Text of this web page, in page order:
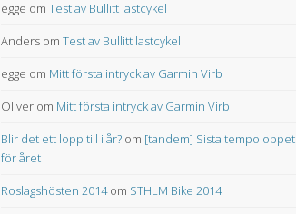
egge omTest av Bullitt lastcykel
Anders omTest av Bullitt lastcykel
egge om Mitt första intryck av Garmin Virb
Oliver om Mitt första intryck av Garmin Virb
Blir det ett lopp till i år? om [tandem] Sista tempoloppet
för året
Roslagshösten 2014om STHLM Bike 2014